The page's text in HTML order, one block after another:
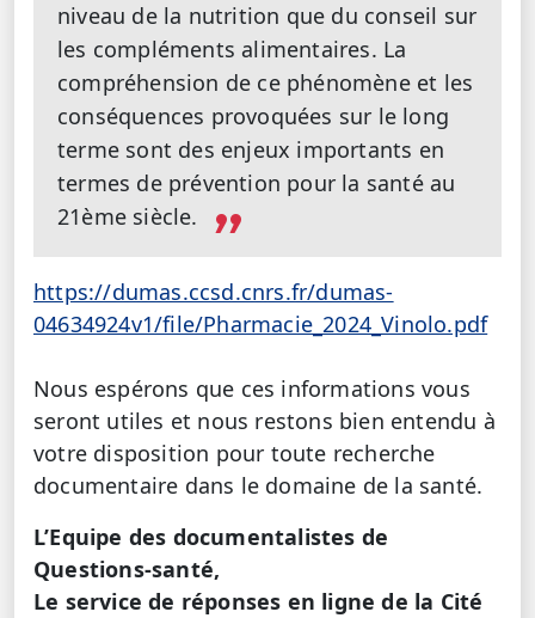
niveau de la nutrition que du conseil sur
les compléments alimentaires. La
compréhension de ce phénomène et les
conséquences provoquées sur le long
terme sont des enjeux importants en
termes de prévention pour la santé au
21ème siècle.
https://dumas.ccsd.cnrs.fr/dumas-
04634924v1/file/Pharmacie_2024_Vinolo.pdf
Nous espérons que ces informations vous
seront utiles et nous restons bien entendu à
votre disposition pour toute recherche
documentaire dans le domaine de la santé.
L’Equipe des documentalistes de
Questions-santé,
Le service de réponses en ligne de la Cité